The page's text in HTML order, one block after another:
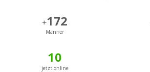
+172
Männer
10
jetzt online